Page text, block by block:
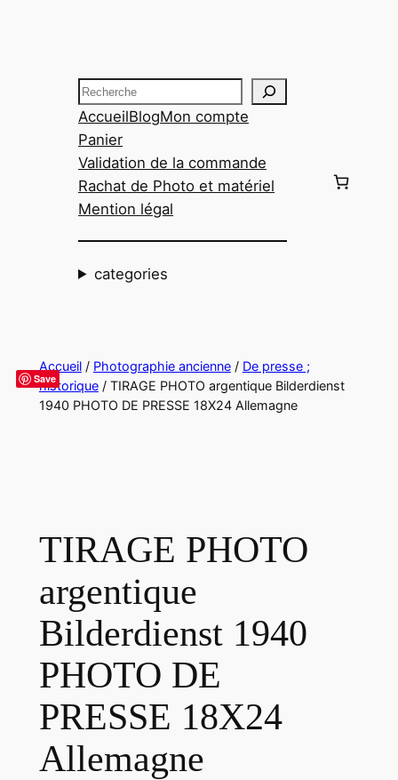
Recherche
AccueilBlogMon compte
Panier
Validation de la commande
Rachat de Photo et matériel
Mention légal
categories
Save
Accueil/ Photographie ancienne/ De presse ;
historique/ TIRAGE PHOTO argentique Bilderdienst
1940 PHOTO DE PRESSE 18X24 Allemagne
TIRAGE PHOTO
argentique
Bilderdienst 1940
PHOTO DE
PRESSE 18X24
Allemagne